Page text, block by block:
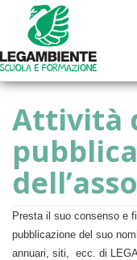
Salta al contenuto
Attività
Presta il suo consenso e
pubblicazione del suo
annuari, siti, ecc. di